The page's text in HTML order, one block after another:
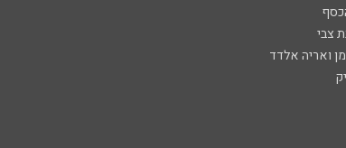
צבי
ואריה אלדד